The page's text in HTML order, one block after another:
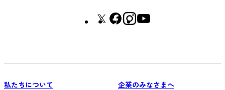
私たちについて
企業のみなさまへ